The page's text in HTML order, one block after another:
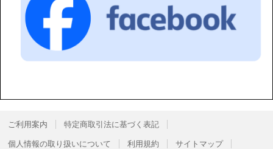
ご利用案内 特定商取引法に基づく表記
個人情報の取り扱いについて 利用規約 サイトマップ